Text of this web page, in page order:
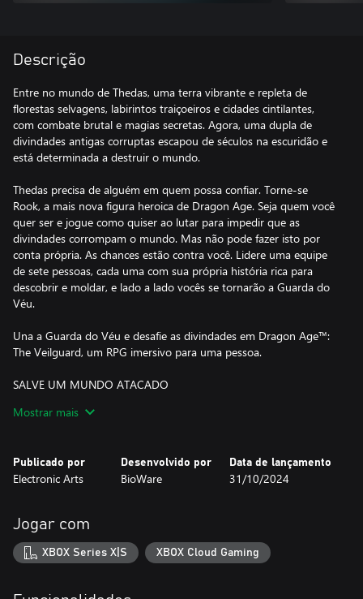
Descrição
Entre no mundo de Thedas, uma terra vibrante e repleta de
florestas selvagens, labirintos traiçoeiros e cidades cintilantes,
com combate brutal e magias secretas. Agora, uma dupla de
divindades antigas corruptas escapou de séculos na escuridão e
está determinada a destruir o mundo.
Thedas precisa de alguém em quem possa confiar. Torne-se
Rook, a mais nova figura heroica de Dragon Age. Seja quem você
quer ser e jogue como quiser ao lutar para impedir que as
divindades corrompam o mundo. Mas não pode fazer isto por
conta própria. As chances estão contra você. Lidere uma equipe
de sete pessoas, cada uma com sua própria história rica para
descobrir e moldar, e lado a lado vocês se tornarão a Guarda do
Véu.
Una a Guarda do Véu e desafie as divindades em Dragon Age™:
The Veilguard, um RPG imersivo para uma pessoa.
SALVE UM MUNDO ATACADO
florestas selvagens, labirintos traiçoeiros e cidades cintilantes. O
quem você vai confiar? Da Floresta Arlathan até os becos de
Minrathous, este é um mundo perdido. Suas ações vão afetar o
UNA A GUARDA DO VÉU
Una uma equipe de sete pessoas, cada uma com uma vida
intensa e história profunda. São indivíduos para formar amizades
uma detetive, com cada pessoa levando sua especialidade e
Mostrar mais
Publicado por
Electronic Arts
Desenvolvido por
BioWare
Data de lançamento
31/10/2024
Jogar com
XBOX Series X|S XBOX Cloud Gaming